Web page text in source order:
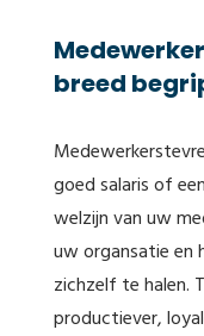
breed
goed salaris of
welzijn van uw
uw organsatie
zichzelf te halen.
productiever,